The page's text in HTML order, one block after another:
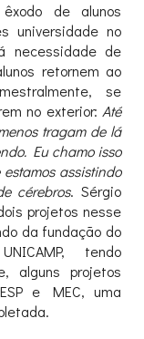
de alunos
universidade no
necessidade de
retornem ao
se
no exterior: Até
tragam de lá
Eu chamo isso
assistindo
cérebros. Sérgio
projetos nesse
da fundação do
tendo
alguns projetos
e MEC, uma